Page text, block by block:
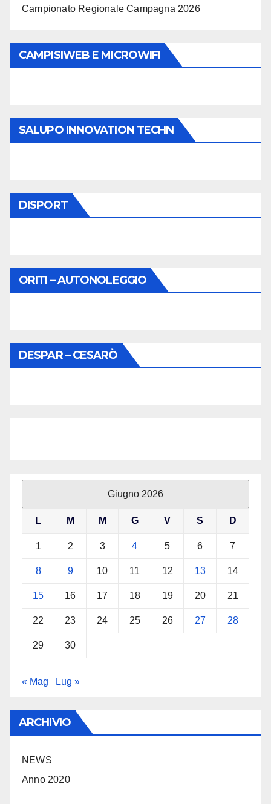
Campionato Regionale Campagna 2026
CAMPISIWEB E MICROWIFI
SALUPO INNOVATION TECHN
DISPORT
ORITI – AUTONOLEGGIO
DESPAR – CESARÒ
Giugno 2026
L M M G V S D
1 2 3 4 5 6 7
8 9 10 11 12 13 14
15 16 17 18 19 20 21
22 23 24 25 26 27 28
29 30
« Mag Lug »
ARCHIVIO
NEWS
Anno 2020